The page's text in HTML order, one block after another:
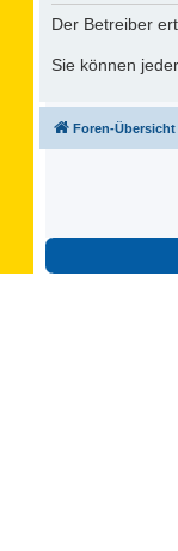
Der Betreiber
Sie können
Foren-Übersicht